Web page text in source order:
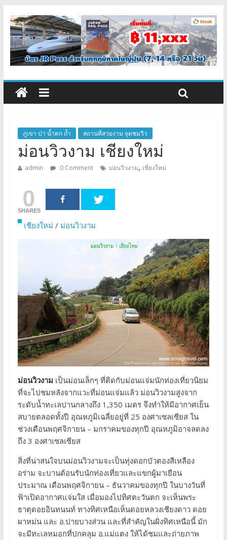
ภูเขา ป่า น้ำตก ถ้ำ สถานที่สวยงาม จุดชมวิว
ม่อนวิวงาม เชียงใหม่
admin 0 Comment ม่อนวิวงาม, เชียงใหม่
0
SHARES
เชียงใหม่ / ม่อนวิวงาม
ม่อนวิวงาม เป็นม่อนเล็กๆ ที่ติดกับม่อนแจ่มนักท่องเที่ยวนิยม
ที่จะไปชมหลังจากแวะที่ม่อนแจ่มแล้ว ม่อนวิวงามสูงจาก
ระดับน้ำทะเลปานกลางถึง 1,350 เมตร จึงทำให้มีอากาศเย็น
สบายตลอดทั้งปี อุณหภูมิเฉลี่ยอยู่ที่ 25 องศาเซลเซียส ใน
ช่วงเดือนพฤศจิกายน – มกราคมของทุกปี อุณหภูมิอาจลดลง
ถึง 3 องศาเซลเซียส
สิ่งที่น่าสนใจบนม่อนวิวงามจะเป็นทุ่งดอกบัวตองสีเหลือง
อร่าม จะบานต้อนรับนักท่องเที่ยวและแขกผู้มาเยือน
ประมาณ เดือนพฤศจิกายน – ธันวาคมของทุกปี ในบางวันที่
ฟ้าเปิดอากาศแจ่มใส เมื่อมองไปทิศตะวันตก จะเห็นพระ
ธาตุดอยอินทนนท์ ทางทิศเหนือเห็นดอยหลวงเชียงดาว ดอย
ผาหม่น และ อ.ปายบางส่วน และที่สำคัญในฝั่งทิศเหนือนี้ มัก
จะมีทะเลหมอกที่ปกคลุม อ.แม่แตง ให้ได้ชมและถ่ายภาพ